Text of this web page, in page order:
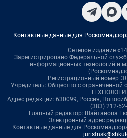
Контактные данные для
Сетевое издание
Зарегистрировано Федеральной
информационных технологий и
Регистрационный номер
Учредитель: Общество с
Адрес редакции: 630099, Россия,
(383) 212-
Главный редактор: Шайтанова
Электронный адрес
Контактные данные для